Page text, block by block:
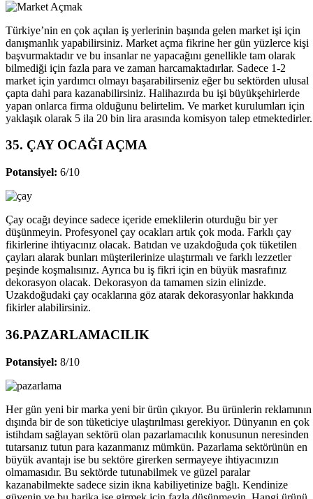
Türkiye’nin en çok açılan iş yerlerinin başında gelen market işi için
danışmanlık yapabilirsiniz. Market açma fikrine her gün yüzlerce kişi
başvurmaktadır ve bu insanlar ne yapacağını genellikle tam olarak
bilmediği için fazla para ve zaman harcamaktadırlar. Sadece 1-2
market için yardımcı olmayı başarabilirseniz eğer bu sektörden ulusal
çapta dahi para kazanabilirsiniz. Halihazırda bu işi büyükşehirlerde
yapan onlarca firma olduğunu belirtelim. Ve market kurulumları için
yaklaşık olarak 5 ila 20 bin lira arasında komisyon talep etmektedirler.
35. ÇAY OCAĞI AÇMA
Potansiyel: 6/10
Çay ocağı deyince sadece içeride emeklilerin oturduğu bir yer
düşünmeyin. Profesyonel çay ocakları artık çok moda. Farklı çay
fikirlerine ihtiyacınız olacak. Batıdan ve uzakdoğuda çok tüketilen
çayları alarak bunları müşterilerinize ulaştırmalı ve farklı lezzetler
peşinde koşmalısınız. Ayrıca bu iş fikri için en büyük masrafınız
dekorasyon olacak. Dekorasyon da tamamen sizin elinizde.
Uzakdoğudaki çay ocaklarına göz atarak dekorasyonlar hakkında
fikirler alabilirsiniz.
36.PAZARLAMACILIK
Potansiyel: 8/10
Her gün yeni bir marka yeni bir ürün çıkıyor. Bu ürünlerin reklamının
dışında bir de son tüketiciye ulaştırılması gerekiyor. Dünyanın en çok
istihdam sağlayan sektörü olan pazarlamacılık konusunun neresinden
tutarsanız tutun para kazanmanız mümkün. Pazarlama sektörünün en
büyük avantajı ise bu sektöre girerken sermayeye ihtiyacınızın
olmamasıdır. Bu sektörde tutunabilmek ve güzel paralar
kazanabilmekte sadece sizin ikna kabiliyetinize bağlı. Kendinize